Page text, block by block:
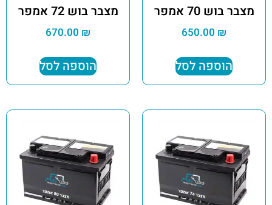
מצבר בוש 70 אמפר
650.00 ₪
הוספה לסל
מצבר בוש 72 אמפר
670.00 ₪
הוספה לסל